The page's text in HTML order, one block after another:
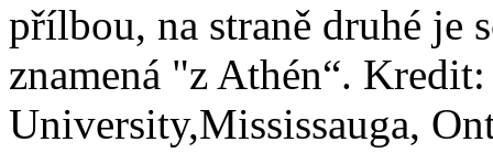
přílbou, na straně druhé je
znamená "z Athén“.
University,Mississauga,